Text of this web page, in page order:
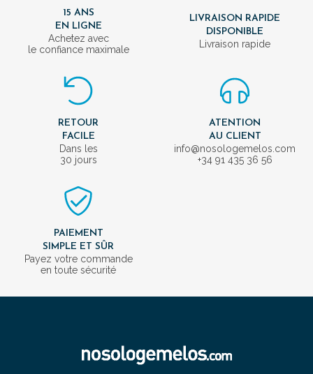
15 ANS
EN LIGNE
Achetez avec
le confiance maximale
LIVRAISON RAPIDE
DISPONIBLE
Livraison rapide
RETOUR
FACILE
Dans les
30 jours
ATENTION
AU CLIENT
info@nosologemelos.com
+34 91 435 36 56
PAIEMENT
SIMPLE ET SÛR
Payez votre commande
en toute sécurité